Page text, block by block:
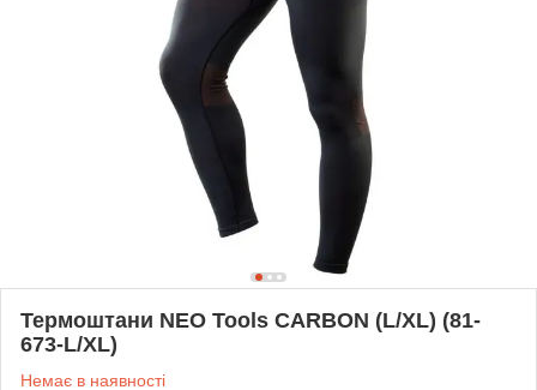
Термоштани NEO Tools CARBON (L/XL) (81-
673-L/XL)
Немає в наявності